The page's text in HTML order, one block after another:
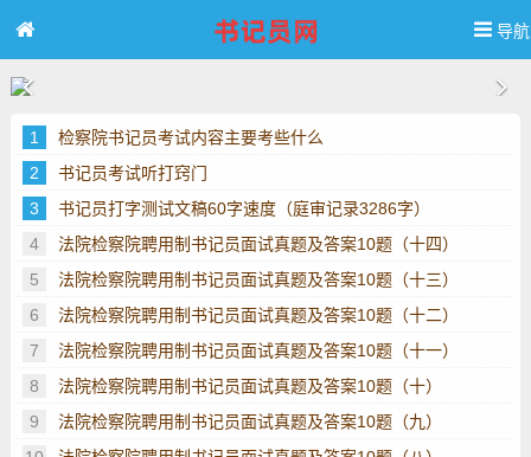
导航
1
检察院书记员考试内容主要考些什么
2
书记员考试听打窍门
3
书记员打字测试文稿60字速度（庭审记录3286字）
4
法院检察院聘用制书记员面试真题及答案10题（十四）
5
法院检察院聘用制书记员面试真题及答案10题（十三）
6
法院检察院聘用制书记员面试真题及答案10题（十二）
7
法院检察院聘用制书记员面试真题及答案10题（十一）
8
法院检察院聘用制书记员面试真题及答案10题（十）
9
法院检察院聘用制书记员面试真题及答案10题（九）